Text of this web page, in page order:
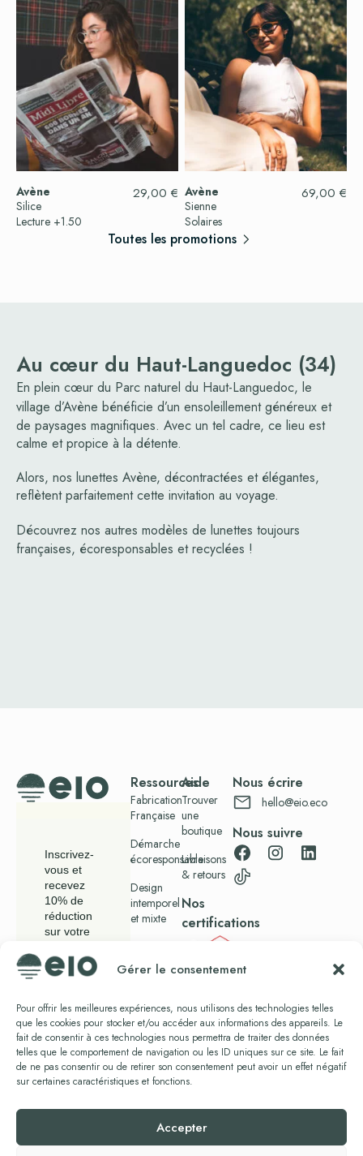
Gérer le consentement
Pour offrir les meilleures expériences, nous utilisons des technologies telles
que les cookies pour stocker et/ou accéder aux informations des appareils. Le
fait de consentir à ces technologies nous permettra de traiter des données
telles que le comportement de navigation ou les ID uniques sur ce site. Le fait
de ne pas consentir ou de retirer son consentement peut avoir un effet négatif
sur certaines caractéristiques et fonctions.
Accepter
Avène
Silice
Lecture +1.50
29,00 € Avène
Sienne
Solaires
69,00 €
Toutes les promotions
Au cœur du Haut-Languedoc (34)
En plein cœur du Parc naturel du Haut-Languedoc, le
village d’Avène bénéficie d’un ensoleillement généreux et
de paysages magnifiques. Avec un tel cadre, ce lieu est
calme et propice à la détente.
Alors, nos lunettes Avène, décontractées et élégantes,
reflètent parfaitement cette invitation au voyage.
Découvrez nos autres modèles de lunettes toujours
françaises, écoresponsables et recyclées !
Inscrivez-
vous et
recevez
10% de
réduction
sur votre
En vous
abonnant,
vous
acceptez
notre
Ressources
Fabrication
Française
Démarche
écoresponsable
Design
intemporel
et mixte
Presse
Aide
Trouver
une
boutique
Livraisons
& retours
Nos
certifications
Nous écrire
hello@eio.eco
Nous suivre